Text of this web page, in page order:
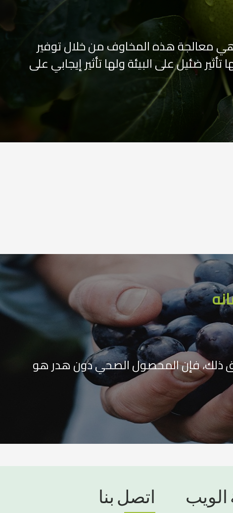
هي معالجة هذه المخاوف من خلال توفير
ضئيل على البيئة ولها تأثير إيجابي على
ذلك، فإن المحصول الصحي دون هدر هو
اتصل بنا